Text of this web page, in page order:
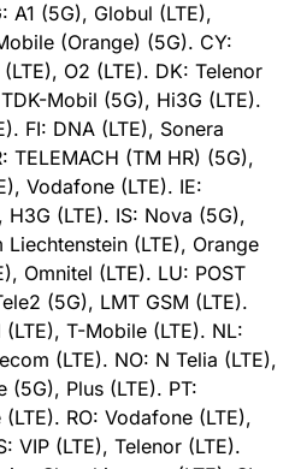
A1 (5G), Globul (LTE),
(Orange) (5G). CY:
O2 (LTE). DK: Telenor
Mobil (5G), Hi3G (LTE).
FI: DNA (LTE), Sonera
TELEMACH (TM HR) (5G),
Vodafone (LTE). IE:
(LTE). IS: Nova (5G),
Liechtenstein (LTE), Orange
Omnitel (LTE). LU: POST
(5G), LMT GSM (LTE).
T-Mobile (LTE). NL:
(LTE). NO: N Telia (LTE),
(5G), Plus (LTE). PT:
RO: Vodafone (LTE),
VIP (LTE), Telenor (LTE).